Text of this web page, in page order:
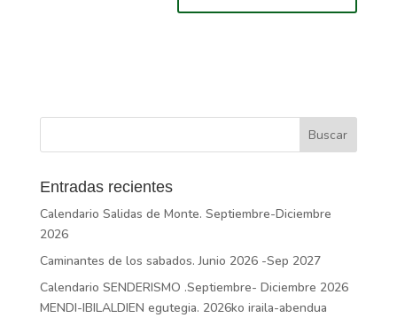
Entradas recientes
Calendario Salidas de Monte. Septiembre-Diciembre
2026
Caminantes de los sabados. Junio 2026 -Sep 2027
Calendario SENDERISMO .Septiembre- Diciembre 2026
MENDI-IBILALDIEN egutegia. 2026ko iraila-abendua